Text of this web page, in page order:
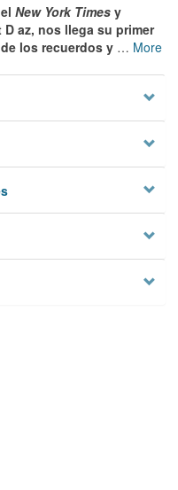
New York Times y
az, nos llega su primer
los recuerdos y … More